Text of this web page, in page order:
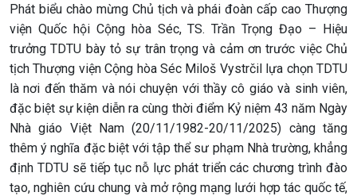
Phát biểu chào mừng Chủ tịch và phái đoàn cấp cao Thượng
viện Quốc hội Cộng hòa Séc, TS. Trần Trọng Đạo – Hiệu
trưởng TDTU bày tỏ sự trân trọng và cảm ơn trước việc Chủ
tịch Thượng viện Cộng hòa Séc Miloš Vystrčil lựa chọn TDTU
là nơi đến thăm và nói chuyện với thầy cô giáo và sinh viên,
đặc biệt sự kiện diễn ra cùng thời điểm Kỷ niệm 43 năm Ngày
Nhà giáo Việt Nam (20/11/1982-20/11/2025) càng tăng
thêm ý nghĩa đặc biệt với tập thể sư phạm Nhà trường, khẳng
định TDTU sẽ tiếp tục nỗ lực phát triển các chương trình đào
tạo, nghiên cứu chung và mở rộng mạng lưới hợp tác quốc tế,